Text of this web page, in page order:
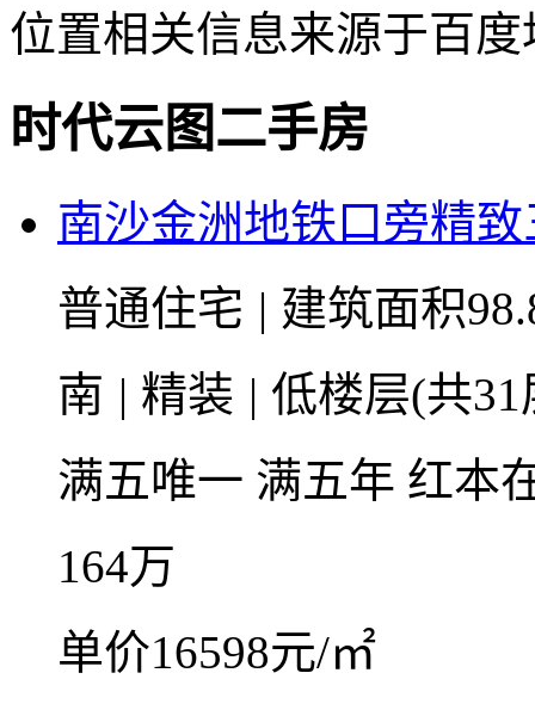
位置相关信息来源于百
时代云图二手房
南沙金洲地铁口旁精
普通住宅 | 建筑面积
南 | 精装 | 低楼层(共
满五唯一 满五年 红本
164万
单价16598元/㎡